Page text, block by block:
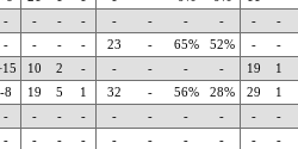
- - - - - - - - - -
- - - - 23 - 65% 52% - -
10 2 - - - - - 19 1
-8 19 5 1 32 - 56% 28% 29 1
- - - - - - - - - -
- - - - - - - - - -